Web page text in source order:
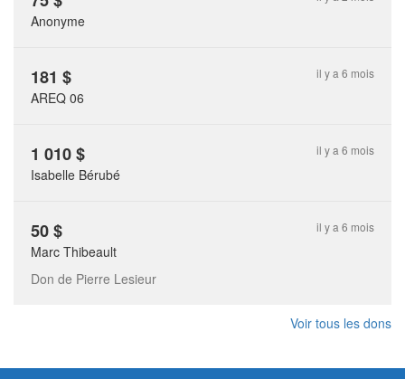
Anonyme
il y a 6 mois
181 $
AREQ 06
il y a 6 mois
1 010$
Isabelle Bérubé
il y a 6 mois
50$
Marc Thibeault
Don de Pierre Lesieur
Voir tous les dons